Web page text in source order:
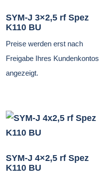
SYM-J 3×2,5 rf Spez
K110 BU
Preise werden erst nach
Freigabe Ihres Kundenkontos
angezeigt.
SYM-J 4×2,5 rf Spez
K110 BU